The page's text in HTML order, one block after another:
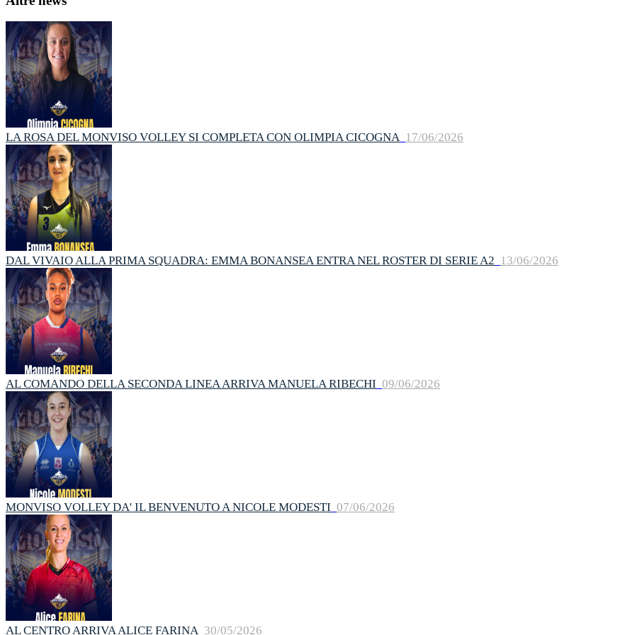
LA ROSA DEL MONVISO VOLLEY SI COMPLETA CON OLIMPIA CICOGNA 17/06/2026
DAL VIVAIO ALLA PRIMA SQUADRA: EMMA BONANSEA ENTRA NEL ROSTER DI SERIE A2 13/06/2026
AL COMANDO DELLA SECONDA LINEA ARRIVA MANUELA RIBECHI 09/06/2026
MONVISO VOLLEY DA' IL BENVENUTO A NICOLE MODESTI 07/06/2026
AL CENTRO ARRIVA ALICE FARINA 30/05/2026